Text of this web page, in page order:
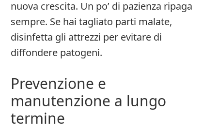
nuova crescita. Un po’ di pazienza ripaga
sempre. Se hai tagliato parti malate,
disinfetta gli attrezzi per evitare di
diffondere patogeni.
Prevenzione e
manutenzione a lungo
termine